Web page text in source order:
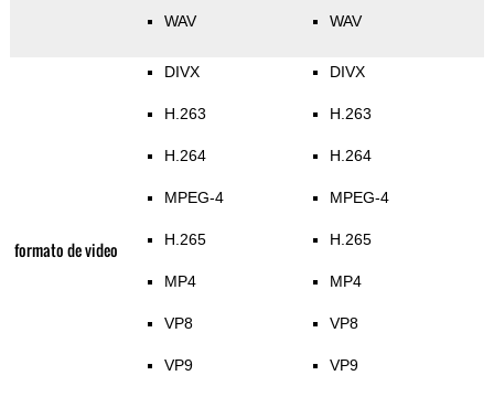
WAV WAV
formato de video
DIVX
H.263
H.264
MPEG-4
H.265
MP4
VP8
VP9
DIVX
H.263
H.264
MPEG-4
H.265
MP4
VP8
VP9